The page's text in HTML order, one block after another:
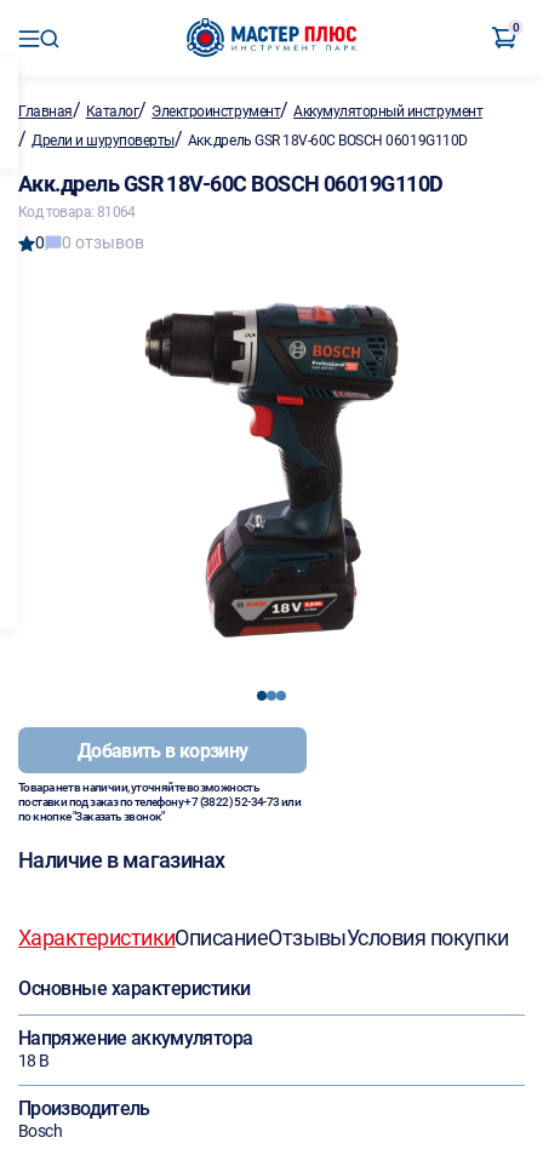
0
Главная/ Каталог/ Электроинструмент/Аккумуляторный инструмент
/ Дрели и шуруповерты/ Акк.дрель GSR 18V-60C BOSCH 06019G110D
Акк.дрель GSR 18V-60C BOSCH 06019G110D
Код товара: 81064
0 0 отзывов
123
Добавить в корзину
Товара нет в наличии, уточняйте возможность
поставки под заказ по телефону+7 (3822) 52-34-73или
по кнопке "Заказать звонок"
Наличие в магазинах
ХарактеристикиОписаниеОтзывыУсловия покупки
Основные характеристики
Напряжение аккумулятора
18 В
Производитель
Bosch